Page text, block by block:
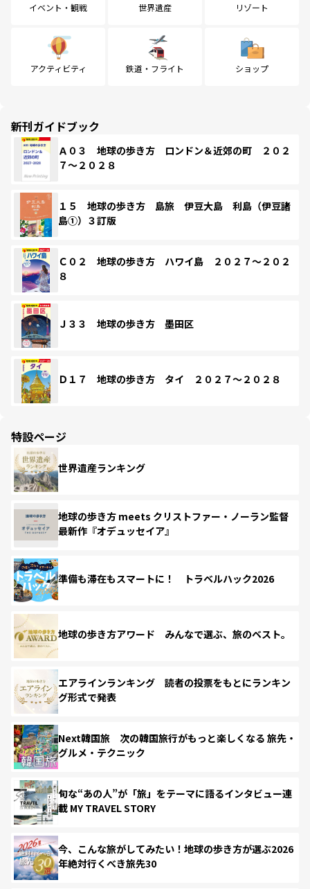
イベント・観戦 世界遺産 リゾート
アクティビティ 鉄道・フライト ショップ
新刊ガイドブック
Ａ０３ 地球の歩き方 ロンドン＆近郊の町 ２０２
７～２０２８
１５ 地球の歩き方 島旅 伊豆大島 利島（伊豆諸
島①）３訂版
Ｃ０２ 地球の歩き方 ハワイ島 ２０２７～２０２
８
Ｊ３３ 地球の歩き方 墨田区
Ｄ１７ 地球の歩き方 タイ ２０２７～２０２８
特設ページ
世界遺産ランキング
地球の歩き方 meets クリストファー・ノーラン監督
最新作『オデュッセイア』
準備も滞在もスマートに！ トラベルハック2026
地球の歩き方アワード みんなで選ぶ、旅のベスト。
エアラインランキング 読者の投票をもとにランキン
グ形式で発表
Next韓国旅 次の韓国旅行がもっと楽しくなる 旅先・
グルメ・テクニック
旬な“あの人”が「旅」をテーマに語るインタビュー連
載 MY TRAVEL STORY
今、こんな旅がしてみたい！地球の歩き方が選ぶ2026
年絶対行くべき旅先30